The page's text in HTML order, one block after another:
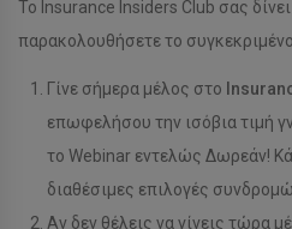
Το Insurance Insiders Club σας
παρακολουθήσετε το
Γίνε σήμερα μέλος στο
επωφελήσου την ισόβια τιμή
το Webinar εντελώς Δωρεάν!
διαθέσιμες επιλογές
Αν δεν θέλεις να γίνεις τώρα